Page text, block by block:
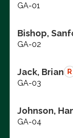
GA-01
Bishop,
GA-02
Jack, Brian R
GA-03
Johnson,
GA-04